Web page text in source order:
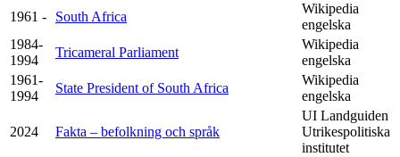
1961 -
South Africa
Wikipedia
engelska
1984-
1994
Tricameral Parliament
Wikipedia
engelska
1961-
1994
State President of South Africa
Wikipedia
engelska
2024 Fakta – befolkning och språk
UI Landguiden
Utrikespolitiska
institutet